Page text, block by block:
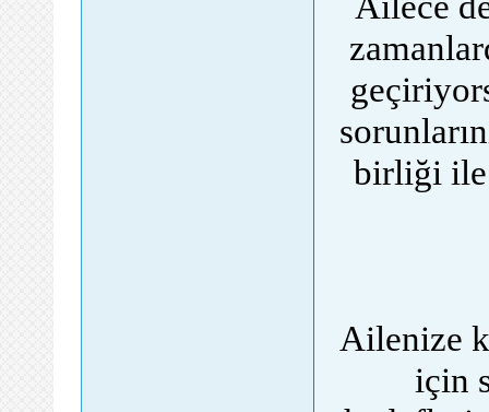
birliği ile
Ailenize
için